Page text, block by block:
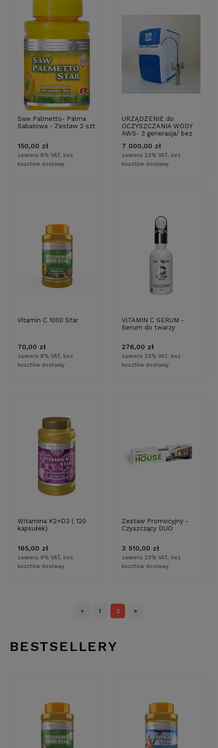
Saw Palmetto- Palma
Sabałowa - Zestaw 2 szt
150,00 zł
zawiera 8% VAT, bez
kosztów dostawy
URZĄDZENIE do
OCZYSZCZANIA WODY
AWS- 3 generacja/ bez
Filtr do wody
7 000,00 zł
zawiera 23% VAT, bez
kosztów dostawy
Vitamin C 1000 Star
70,00 zł
zawiera 8% VAT, bez
kosztów dostawy
VITAMIN C SERUM -
Serum do twarzy
276,00 zł
zawiera 23% VAT, bez
kosztów dostawy
Witamina K2+D3 ( 120
kapsułek)
165,00 zł
zawiera 8% VAT, bez
kosztów dostawy
Zestaw Promocyjny -
Czyszczący DUO
3 510,00 zł
zawiera 23% VAT, bez
kosztów dostawy
« 1 2 »
BESTSELLERY